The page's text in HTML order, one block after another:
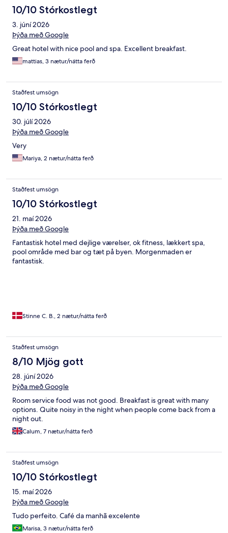
10/10 Stórkostlegt
3. júní 2026
Þýða með Google
Great hotel with nice pool and spa. Excellent breakfast.
mattias, 3 nætur/nátta ferð
Staðfest umsögn
10/10 Stórkostlegt
30. júlí 2026
Þýða með Google
Very
Mariya, 2 nætur/nátta ferð
Staðfest umsögn
10/10 Stórkostlegt
21. maí 2026
Þýða með Google
Fantastisk hotel med dejlige værelser, ok fitness, lækkert spa,
pool område med bar og tæt på byen. Morgenmaden er
fantastisk.
Stinne C. B., 2 nætur/nátta ferð
Staðfest umsögn
8/10 Mjög gott
28. júní 2026
Þýða með Google
Room service food was not good. Breakfast is great with many
options. Quite noisy in the night when people come back from a
night out.
Calum, 7 nætur/nátta ferð
Staðfest umsögn
10/10 Stórkostlegt
15. maí 2026
Þýða með Google
Tudo perfeito. Café da manhã excelente
Marisa, 3 nætur/nátta ferð